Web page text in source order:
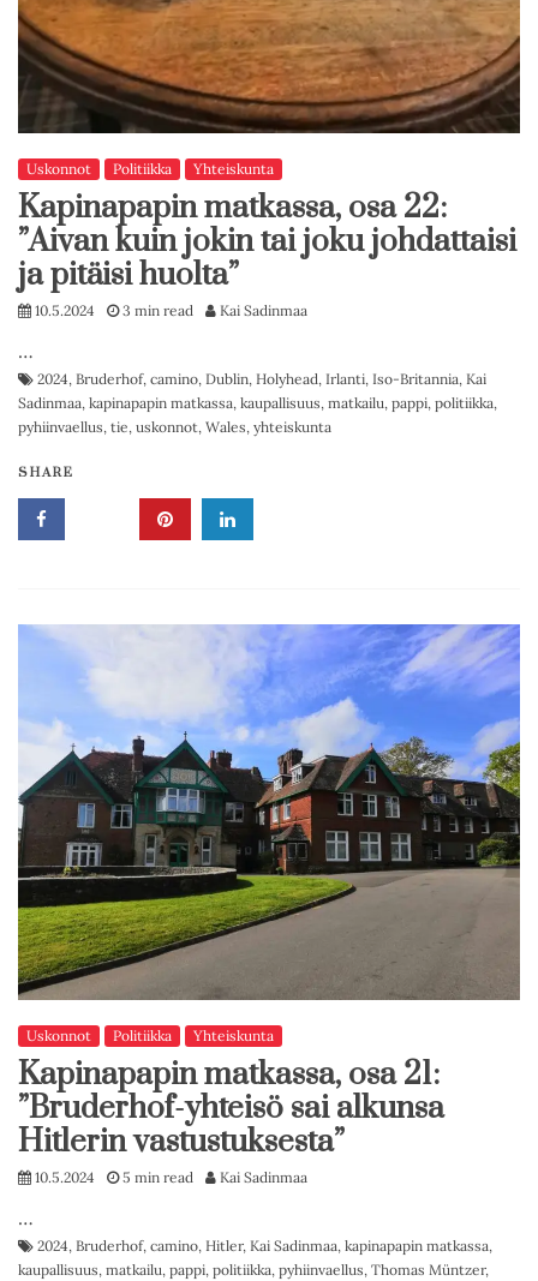
Uskonnot Politiikka Yhteiskunta
Kapinapapin matkassa, osa 22:
”Aivan kuin jokin tai joku johdattaisi
ja pitäisi huolta”
10.5.2024 3 min read Kai Sadinmaa
…
2024, Bruderhof, camino, Dublin, Holyhead, Irlanti, Iso-Britannia, Kai
Sadinmaa, kapinapapin matkassa, kaupallisuus, matkailu, pappi, politiikka,
pyhiinvaellus, tie, uskonnot, Wales, yhteiskunta
SHARE
Uskonnot Politiikka Yhteiskunta
Kapinapapin matkassa, osa 21:
”Bruderhof-yhteisö sai alkunsa
Hitlerin vastustuksesta”
10.5.2024 5 min read Kai Sadinmaa
…
2024, Bruderhof, camino, Hitler, Kai Sadinmaa, kapinapapin matkassa,
kaupallisuus, matkailu, pappi, politiikka, pyhiinvaellus, Thomas Müntzer,